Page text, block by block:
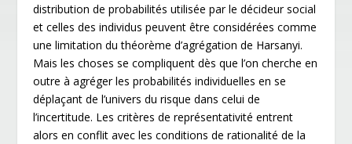
distribution de probabilités utilisée par le décideur social
et celles des individus peuvent être considérées comme
une limitation du théorème d’agrégation de Harsanyi.
Mais les choses se compliquent dès que l’on cherche en
outre à agréger les probabilités individuelles en se
déplaçant de l’univers du risque dans celui de
l’incertitude. Les critères de représentativité entrent
alors en conflit avec les conditions de rationalité de la